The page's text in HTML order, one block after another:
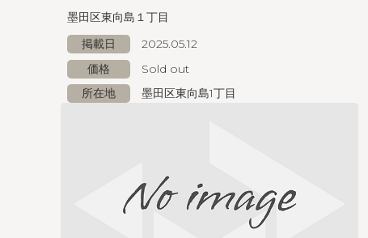
墨田区東向島１丁目
掲載日
2025.05.12
価格
Sold out
所在地
墨田区東向島1丁目